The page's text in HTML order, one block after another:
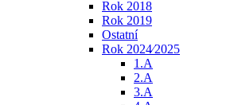
Rok 2018
Rok 2019
Ostatní
Rok 2024⁄2025
1.A
2.A
3.A